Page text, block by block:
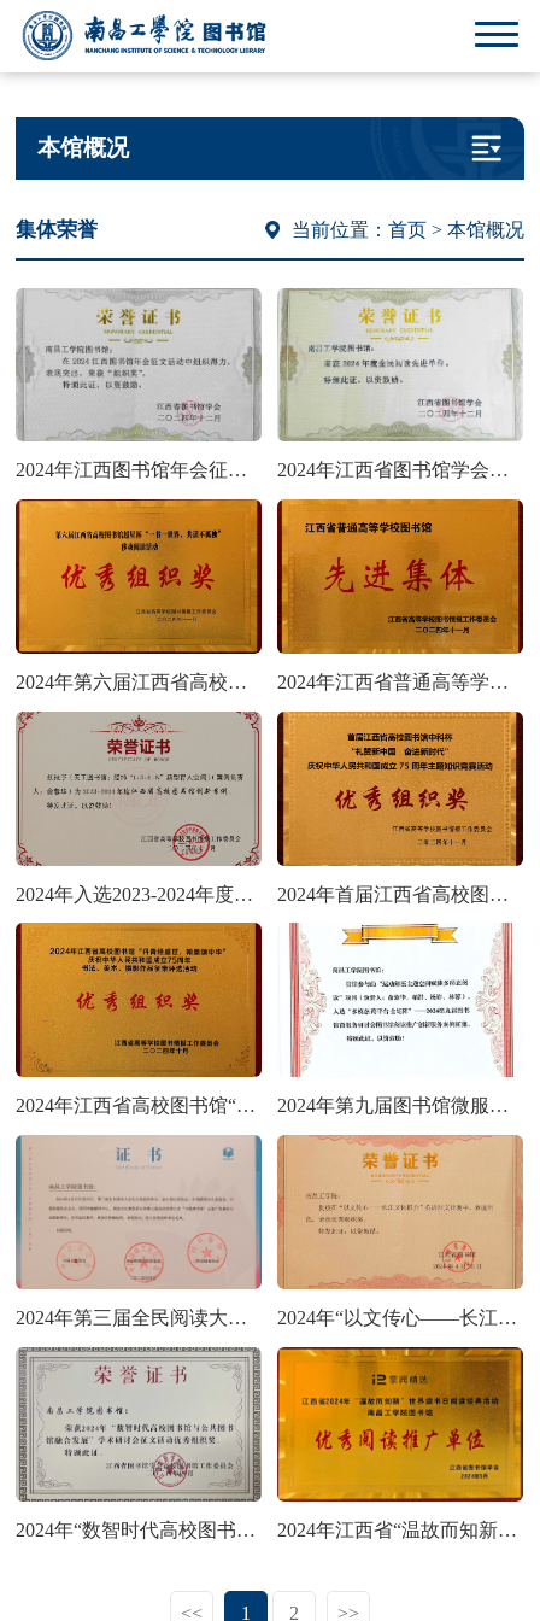
本馆概况
集体荣誉 当前位置： 首页> 本馆概况
2024年江西图书馆年会征文组织奖 2024年江西省图书馆学会全民阅读先进单位
2024年第六届江西省高校图书馆超星杯“一书一世界，共读不孤独“移动阅读活动优秀组织奖 2024年江西省普通高等学校图书馆先进集体
2024年入选2023-2024年度江西省高校图书馆创新案例 2024年首届江西省高校图书馆中科杯“礼赞新中国 奋进新时代”庆祝中华人民共和国成立 75 周年主题知识竞赛活动优秀组织奖
2024年江西省高校图书馆“丹青绘盛世，翰墨颂中华庆祝中华人民共和国成立75周年书法、美术、摄影作品征集评选活动优秀组织奖 2024年第九届图书馆微服务研讨会图书馆阅读推广创新服务案例
2024年第三届全民阅读大会“书香满中国”公益广告展优秀组织单位 2024年“以文传心——长江文化推介”英语征文比赛优秀组织奖
2024年“数智时代高校图书馆与公共图书馆融合发展”学术研讨会征文活动优秀组织奖 2024年江西省“温故而知新”世界读书日阅读经典活动优秀阅读推广单位
<< 1 2 >>